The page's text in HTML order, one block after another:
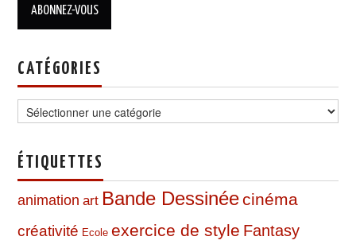
CATÉGORIES
ÉTIQUETTES
animation art Bande Dessinéecinéma
créativité Ecole exercice de style Fantasy